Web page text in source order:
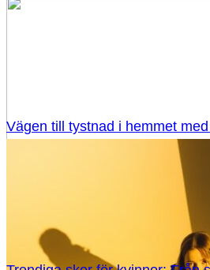
Vägen till tystnad i hemmet